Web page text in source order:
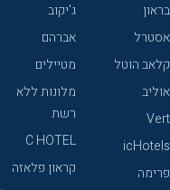
בראון
אסטרל
קלאב הוטל
אוליב
Vert
icHotels
פרימה
ג'יקוב
אברהם
מטיילים
מלונות ללא
רשת
C HOTEL
קראון פלאזה